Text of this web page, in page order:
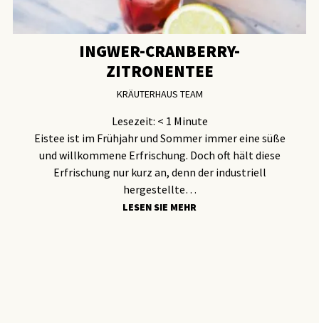
INGWER-CRANBERRY-
ZITRONENTEE
KRÄUTERHAUS TEAM
Lesezeit: < 1 Minute
Eistee ist im Frühjahr und Sommer immer eine süße
und willkommene Erfrischung. Doch oft hält diese
Erfrischung nur kurz an, denn der industriell
hergestellte…
LESEN SIE MEHR